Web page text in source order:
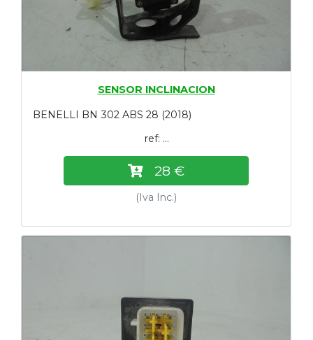
SENSOR INCLINACION
BENELLI BN 302 ABS 28 (2018)
ref: ...
28 €
(Iva Inc.)